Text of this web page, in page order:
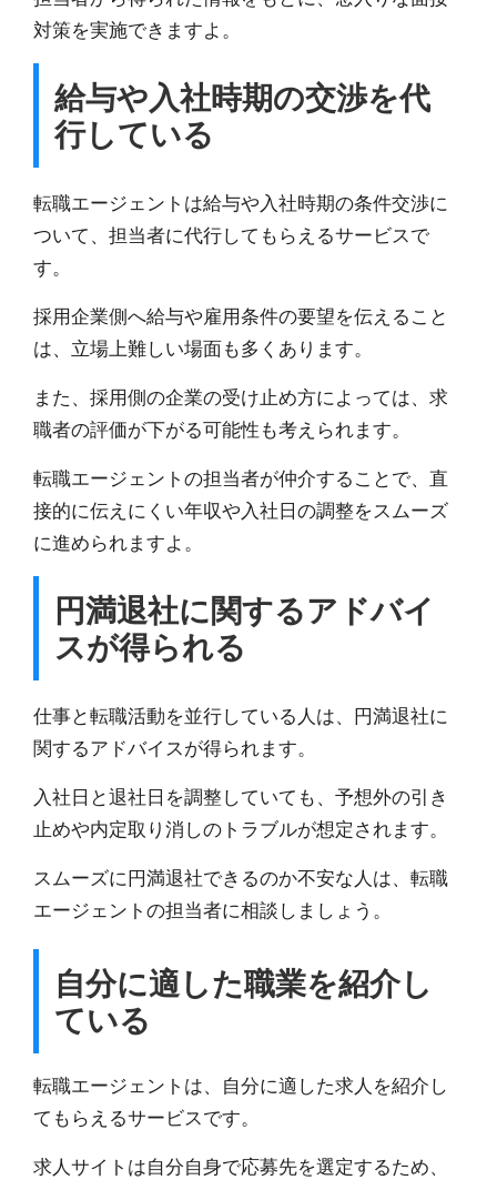
対策を実施できますよ。
給与や入社時期の交渉を代
行している
転職エージェントは給与や入社時期の条件交渉に
ついて、担当者に代行してもらえるサービスで
す。
採用企業側へ給与や雇用条件の要望を伝えること
は、立場上難しい場面も多くあります。
また、 採用側の企業の受け止め方によっては、求
職者の評価が下がる可能性も考えられます。
転職エージェントの担当者が仲介することで、 直
接的に伝えにくい年収や入社日の調整をスムーズ
に進められますよ。
円満退社に関するアドバイ
スが得られる
仕事と転職活動を並行している人は、 円満退社に
関するアドバイスが得られます。
入社日と退社日を調整していても、予想外の引き
止めや内定取り消しのトラブルが想定されます。
スムーズに円満退社できるのか不安な人は、転職
エージェントの担当者に相談しましょう。
自分に適した職業を紹介し
ている
転職エージェントは、自分に適した求人を紹介し
てもらえるサービスです。
求人サイトは自分自身で応募先を選定するため、